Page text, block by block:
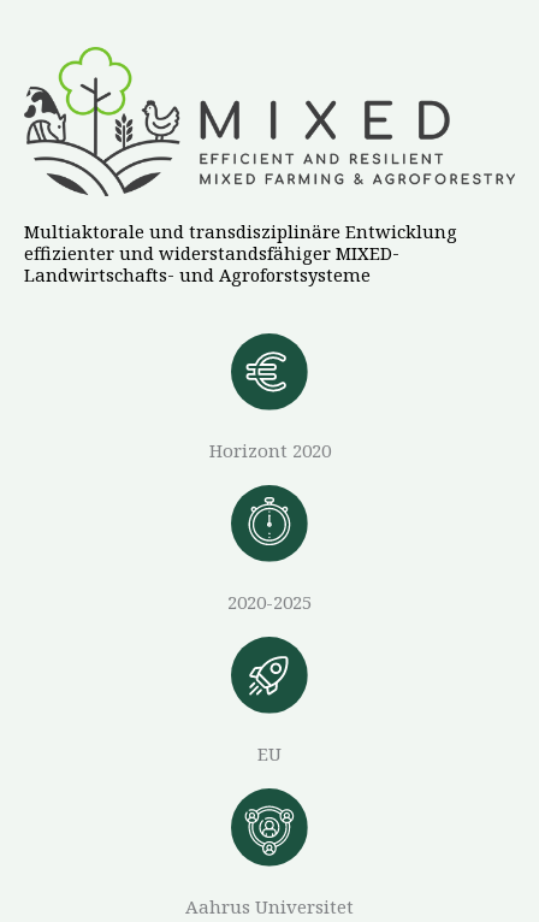
Multiaktorale und transdisziplinäre Entwicklung
effizienter und widerstandsfähiger MIXED-
Landwirtschafts- und Agroforstsysteme
Horizont 2020
2020-2025
EU
Aahrus Universitet